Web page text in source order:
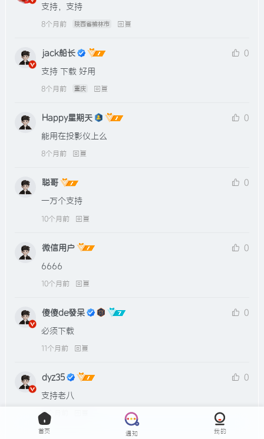
支持，支持
8个月前 陕西省榆林市 回复
jack船长
0
支持 下载 好用
8个月前 重庆 回复
Happy星期天
0
能用在投影仪上么
8个月前 回复
聪哥
0
一万个支持
10个月前 回复
微信用户
0
6666
10个月前 回复
傻傻de發呆
0
必须下载
11个月前 回复
dyz35
0
支持老八
11个月前
首页 通知 我的